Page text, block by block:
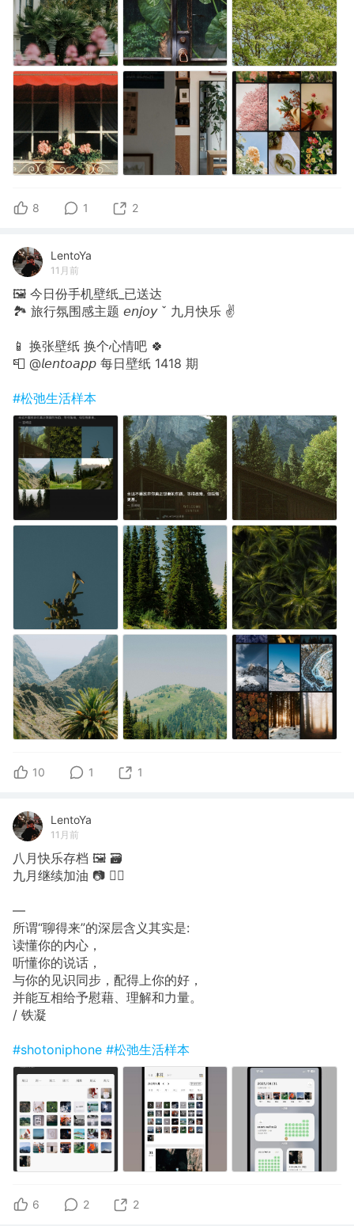
8 1 2
LentoYa
11月前
🖼 今日份手机壁纸_已送达
🏞 旅行氛围感主题 𝘦𝘯𝘫𝘰𝘺 ˇ 九月快乐 ✌
📱 换张壁纸 换个心情吧 🍀
📮 @𝘭𝘦𝘯𝘵𝘰𝘢𝘱𝘱 每日壁纸 1418 期
#松弛生活样本
10 1 1
LentoYa
11月前
八月快乐存档 🖼 🗃
九月继续加油 📷 🙋‍♀️
—
所谓“聊得来”的深层含义其实是:
读懂你的内心，
听懂你的说话，
与你的见识同步，配得上你的好，
并能互相给予慰藉、理解和力量。
/ 铁凝
#shotoniphone #松弛生活样本
6 2 2